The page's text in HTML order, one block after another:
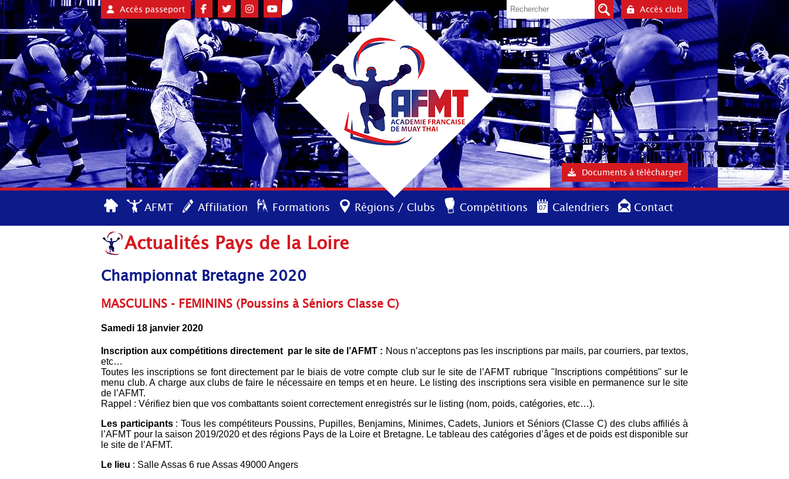
Accès passeport Accès club
Documents à télécharger
AFMT Affiliation Formations Régions / Clubs Compétitions Calendriers Contact
Actualités Pays de la Loire
Championnat Bretagne 2020
MASCULINS - FEMININS (Poussins à Séniors Classe C)
Samedi 18 janvier 2020
Inscription aux compétitions directement par le site de l’AFMT : Nous n’acceptons pas les inscriptions par mails, par courriers, par textos,
etc…
Toutes les inscriptions se font directement par le biais de votre compte club sur le site de l’AFMT rubrique "Inscriptions compétitions" sur le
menu club. A charge aux clubs de faire le nécessaire en temps et en heure. Le listing des inscriptions sera visible en permanence sur le site
de l’AFMT.
Rappel : Vérifiez bien que vos combattants soient correctement enregistrés sur le listing (nom, poids, catégories, etc…).
Les participants: Tous les compétiteurs Poussins, Pupilles, Benjamins, Minimes, Cadets, Juniors et Séniors (Classe C) des clubs affiliés à
l’AFMT pour la saison 2019/2020 et des régions Pays de la Loire et Bretagne. Le tableau des catégories d’âges et de poids est disponible sur
le site de l’AFMT.
Le lieu : Salle Assas 6 rue Assas 49000 Angers